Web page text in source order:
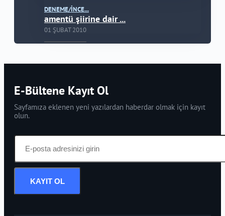
DENEME/İNCE...
amentü şiirine dair ...
01 ŞUBAT 2010
E-Bültene Kayıt Ol
Sayfamıza eklenen yeni yazılardan haberdar olmak için kayıt
olun.
KAYIT OL